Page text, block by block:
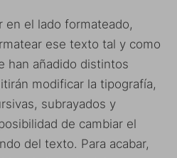
en el lado formateado,
ese texto tal y como
han añadido distintos
modificar la tipografía,
subrayados y
de cambiar el
del texto. Para acabar,